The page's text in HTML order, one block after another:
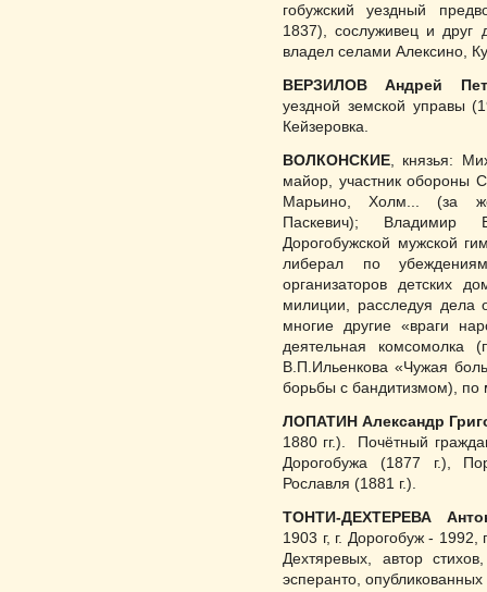
гобужский уездный
1837), сослуживец и друг
владел селами Алексино,
ВЕРЗИЛОВ Андрей
уездной земской управы
Кейзеровка.
ВОЛКОНСКИЕ , князья:
майор, участник обороны
Марьино, Холм... (за
Паскевич); Владимир
Дорогобуж­ской мужской
либерал по
организаторов детских
милиции, расследуя дела
мно­гие другие «враги
деятельная комсомолка
В.П.Ильенкова «Чужая
борьбы с бандитизмом), по
ЛОПАТИН Александр
1880 гг.). Почётный
Дорогобужа (1877 г.),
Рославля (1881 г.).
ТОНТИ-ДЕХТЕРЕВА
1903 г, г. Дорогобуж -
Дехтяревых, автор
эспе­ранто,